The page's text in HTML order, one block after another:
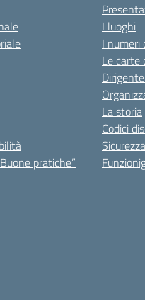
pratiche”
I luoghi
I numeri
Le carte
La storia
Codici